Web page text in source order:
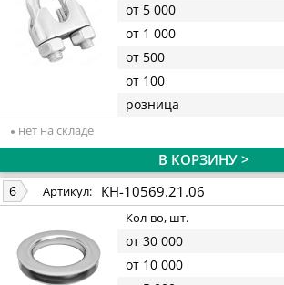
от 5 000
от 1 000
от 500
от 100
розница
нет на складе
В КОРЗИНУ >
6 Артикул: КН-10569.21.06
Кол-во, шт.
от 30 000
от 10 000